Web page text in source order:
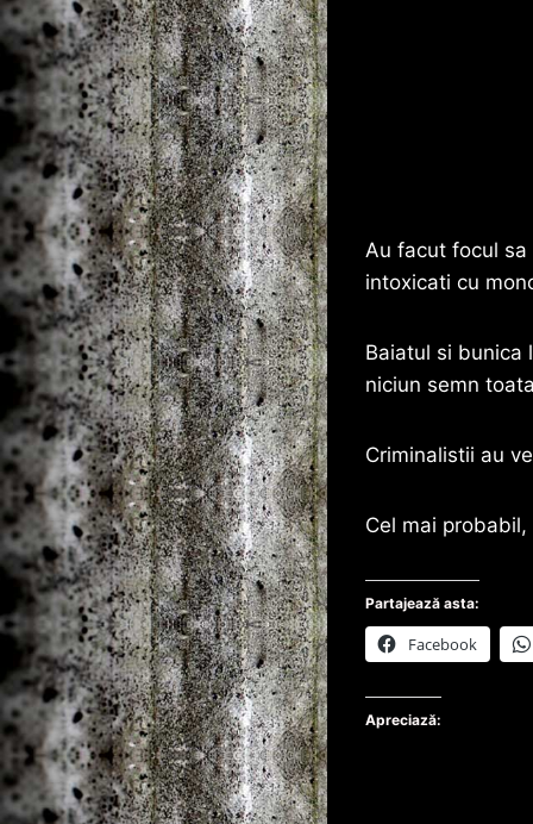
Au facut focul
intoxicati cu
Baiatul si bunica
niciun semn
Criminalistii au
Cel mai
Partajează asta:
Facebook
Apreciază: